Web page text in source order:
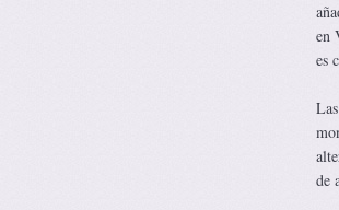
en
es
de